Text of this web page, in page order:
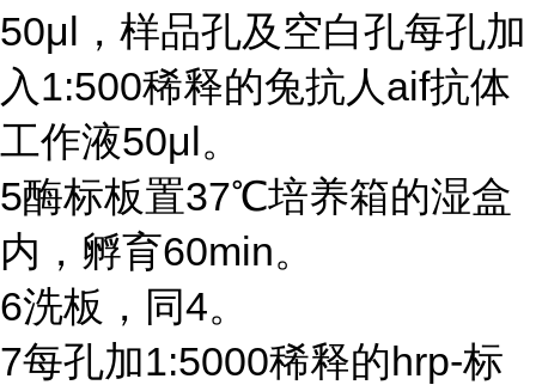
50μl ，样品孔及空白孔每孔加
入 1:500稀释的兔抗人aif抗体
工作液50μl。
5酶标板置37℃培养箱的湿盒
内，孵育60min。
6洗板，同4。
7每孔加1:5000稀释的hrp-标